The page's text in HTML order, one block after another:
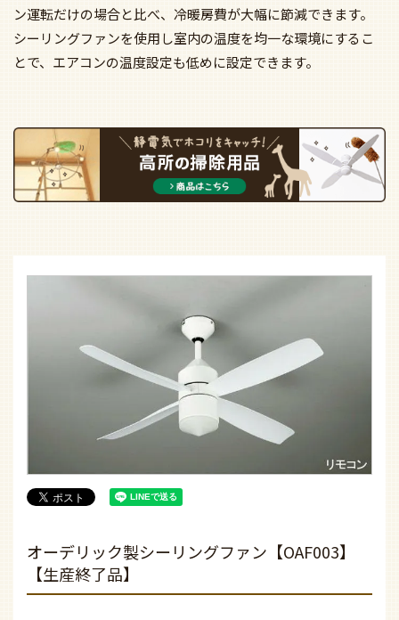
ン運転だけの場合と比べ、冷暖房費が大幅に節減できます。
シーリングファンを使用し室内の温度を均一な環境にするこ
とで、エアコンの温度設定も低めに設定できます。
オーデリック製シーリングファン【OAF003】
【生産終了品】